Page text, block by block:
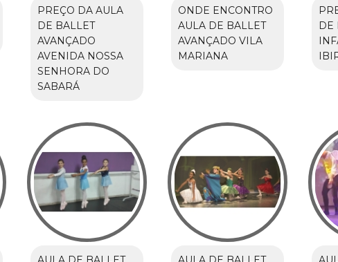
PREÇO DA AULA
DE BALLET
AVANÇADO
AVENIDA NOSSA
SENHORA DO
SABARÁ
ONDE ENCONTRO
AULA DE BALLET
AVANÇADO VILA
MARIANA
DE